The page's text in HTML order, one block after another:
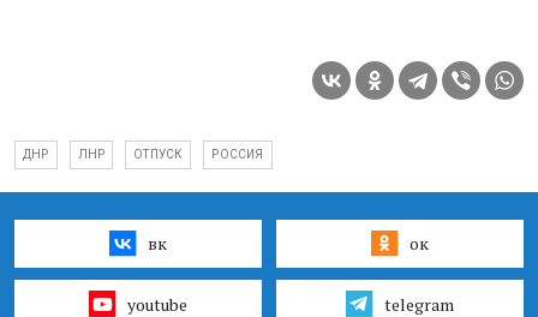
ДНР ЛНР ОТПУСК РОССИЯ
вк ок
youtube telegram